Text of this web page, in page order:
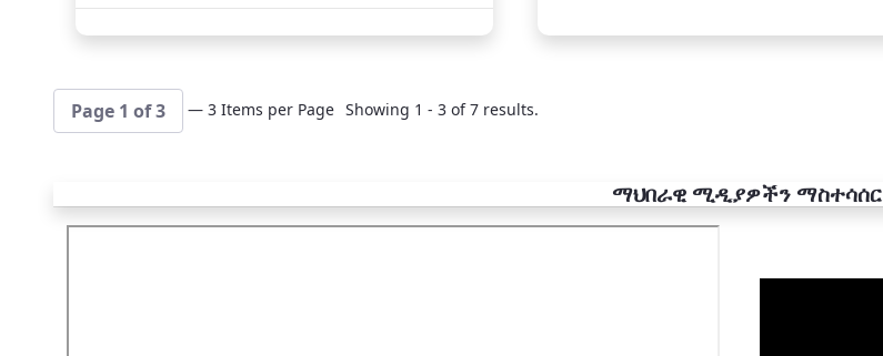
Page 1 of 3 — 3 Items per Page Showing 1 - 3 of 7 results.
ማህበራዊ ሚዲያዎችን ማስተሳሰር